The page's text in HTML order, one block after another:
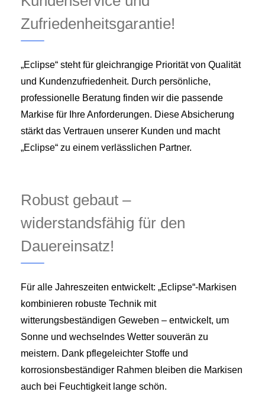
Zufriedenheitsgarantie!
„Eclipse“ steht für gleichrangige Priorität von Qualität
und Kundenzufriedenheit. Durch persönliche,
professionelle Beratung finden wir die passende
Markise für Ihre Anforderungen. Diese Absicherung
stärkt das Vertrauen unserer Kunden und macht
„Eclipse“ zu einem verlässlichen Partner.
Robust gebaut –
widerstandsfähig für den
Dauereinsatz!
Für alle Jahreszeiten entwickelt: „Eclipse“-Markisen
kombinieren robuste Technik mit
witterungsbeständigen Geweben – entwickelt, um
Sonne und wechselndes Wetter souverän zu
meistern. Dank pflegeleichter Stoffe und
korrosionsbeständiger Rahmen bleiben die Markisen
auch bei Feuchtigkeit lange schön.